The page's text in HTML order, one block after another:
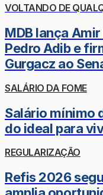
VOLTANDO DE
MDB lança
Pedro Adib e
Gurgacz ao
SALÁRIO DA FOME
Salário mínimo
do ideal para
REGULARIZAÇÃO
Refis 2026